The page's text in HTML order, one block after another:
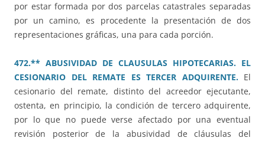
por estar formada por dos parcelas catastrales separadas
por un camino, es procedente la presentación de dos
representaciones gráficas, una para cada porción.
472.** ABUSIVIDAD DE CLAUSULAS HIPOTECARIAS. EL
CESIONARIO DEL REMATE ES TERCER ADQUIRENTE. El
cesionario del remate, distinto del acreedor ejecutante,
ostenta, en principio, la condición de tercero adquirente,
por lo que no puede verse afectado por una eventual
revisión posterior de la abusividad de cláusulas del